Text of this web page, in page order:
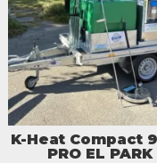
K-Heat Compact
PRO EL PARK